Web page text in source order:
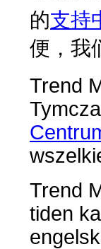
的支持
便，我
Trend
Trend
tiden